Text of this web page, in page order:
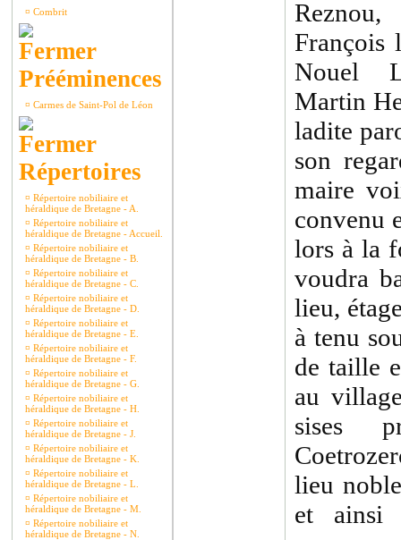
¤ Combrit
Prééminences
¤ Carmes de Saint-Pol de Léon
Répertoires
¤ Répertoire nobiliaire et
héraldique de Bretagne - A.
¤ Répertoire nobiliaire et
héraldique de Bretagne - Accueil.
¤ Répertoire nobiliaire et
héraldique de Bretagne - B.
¤ Répertoire nobiliaire et
héraldique de Bretagne - C.
¤ Répertoire nobiliaire et
héraldique de Bretagne - D.
¤ Répertoire nobiliaire et
héraldique de Bretagne - E.
¤ Répertoire nobiliaire et
héraldique de Bretagne - F.
¤ Répertoire nobiliaire et
héraldique de Bretagne - G.
¤ Répertoire nobiliaire et
héraldique de Bretagne - H.
¤ Répertoire nobiliaire et
héraldique de Bretagne - J.
¤ Répertoire nobiliaire et
héraldique de Bretagne - K.
¤ Répertoire nobiliaire et
héraldique de Bretagne - L.
¤ Répertoire nobiliaire et
héraldique de Bretagne - M.
¤ Répertoire nobiliaire et
héraldique de Bretagne - N.
François
Nouel
Martin
ladite
son
maire
convenu
lors à la
voudra
lieu,
à tenu
de taille
au
sises
lieu
et ainsi